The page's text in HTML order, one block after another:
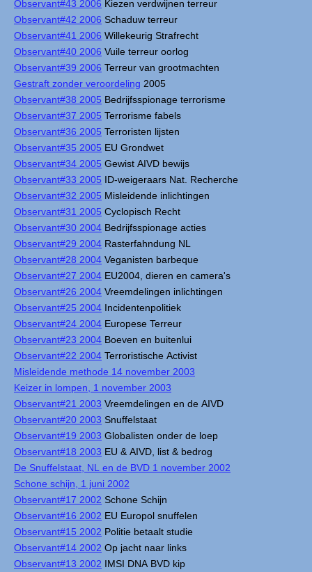
Observant#43 2006 Kiezen verdwijnen terreur
Observant#42 2006 Schaduw terreur
Observant#41 2006 Willekeurig Strafrecht
Observant#40 2006 Vuile terreur oorlog
Observant#39 2006 Terreur van grootmachten
Gestraft zonder veroordeling 2005
Observant#38 2005 Bedrijfsspionage terrorisme
Observant#37 2005 Terrorisme fabels
Observant#36 2005 Terroristen lijsten
Observant#35 2005 EU Grondwet
Observant#34 2005 Gewist AIVD bewijs
Observant#33 2005 ID-weigeraars Nat. Recherche
Observant#32 2005 Misleidende inlichtingen
Observant#31 2005 Cyclopisch Recht
Observant#30 2004 Bedrijfsspionage acties
Observant#29 2004 Rasterfahndung NL
Observant#28 2004 Veganisten barbeque
Observant#27 2004 EU2004, dieren en camera's
Observant#26 2004 Vreemdelingen inlichtingen
Observant#25 2004 Incidentenpolitiek
Observant#24 2004 Europese Terreur
Observant#23 2004 Boeven en buitenlui
Observant#22 2004 Terroristische Activist
Misleidende methode 14 november 2003
Keizer in lompen, 1 november 2003
Observant#21 2003 Vreemdelingen en de AIVD
Observant#20 2003 Snuffelstaat
Observant#19 2003 Globalisten onder de loep
Observant#18 2003 EU & AIVD, list & bedrog
De Snuffelstaat, NL en de BVD 1 november 2002
Schone schijn, 1 juni 2002
Observant#17 2002 Schone Schijn
Observant#16 2002 EU Europol snuffelen
Observant#15 2002 Politie betaalt studie
Observant#14 2002 Op jacht naar links
Observant#13 2002 IMSI DNA BVD kip